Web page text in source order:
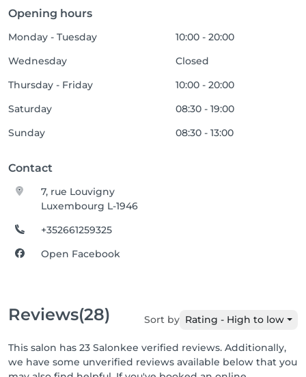
Opening hours
Monday - Tuesday
10:00 - 20:00
Wednesday
Closed
Thursday - Friday
10:00 - 20:00
Saturday
08:30 - 19:00
Sunday
08:30 - 13:00
Contact
7, rue Louvigny
Luxembourg L-1946
+352661259325
Open Facebook
Reviews(28) Sort by Rating - High to low
This salon has 23 Salonkee verified reviews. Additionally,
we have some unverified reviews available below that you